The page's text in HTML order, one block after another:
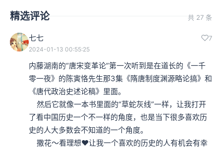
精选评论 共 27 条
七七 7
2024-01-13 00:55:25
内藤湖南的“唐宋变革论”第一次听到是在道长的《一千
零一夜》的陈寅恪先生那3集《隋唐制度渊源略论搞》和
《唐代政治史述论稿》里面。
了看中国历史一个不一样的角度，也是当下很多喜欢历
史的人大多数会不知道的一个角度。